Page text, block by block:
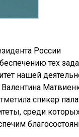
России
тех
нашей
спикер
среди